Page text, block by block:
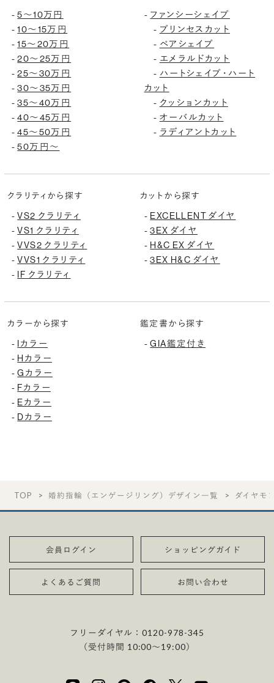
-5〜10万円
-10〜15万円
-15〜20万円
-20〜25万円
-25〜30万円
-30〜35万円
-35〜40万円
-40〜45万円
-45〜50万円
-50万円〜
- ファンシーシェイプ
- プリンセスカット
- ペアシェイプ
- エメラルドカット
- ハートシェイプ・ハート
カット
- クッションカット
- オーバルカット
- ラディアントカット
クラリティから探す
-VS2 クラリティ
-VS1 クラリティ
-VVS2 クラリティ
-VVS1 クラリティ
-
IF クラリティ
カットから探す
- EXCELLENT ダイヤ
-3EX ダイヤ
- H&C EX ダイヤ
-3EX H&C ダイヤ
カラーから探す
-
Iカラー
- Hカラー
-Gカラー
- Fカラー
- Eカラー
- Dカラー
鑑定書から探す
-GIA鑑定付き
TOP 婚約指輪（エンゲージリング）デザイン一覧 ダイヤモ
会員ログイン ショッピングガイド
よくあるご質問 お問い合わせ
フリーダイヤル：0120-978-345
（受付時間 10:00〜19:00）